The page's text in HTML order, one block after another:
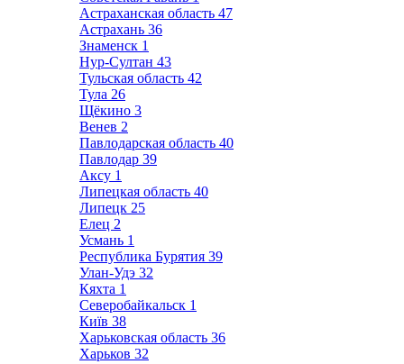
Астраханская область 47
Астрахань 36
Знаменск 1
Нур-Султан 43
Тульская область 42
Тула 26
Щёкино 3
Венев 2
Павлодарская область 40
Павлодар 39
Аксу 1
Липецкая область 40
Липецк 25
Елец 2
Усмань 1
Республика Бурятия 39
Улан-Удэ 32
Кяхта 1
Северобайкальск 1
Київ 38
Харьковская область 36
Харьков 32